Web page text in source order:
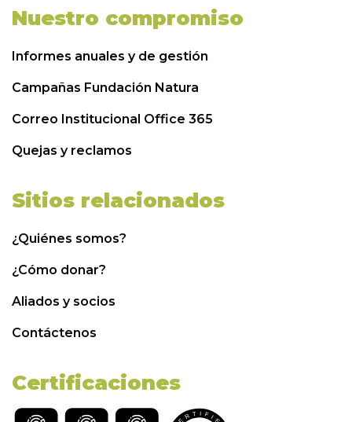
Nuestro compromiso
Informes anuales y de gestión
Campañas Fundación Natura
Correo Institucional Office 365
Quejas y reclamos
Sitios relacionados
¿Quiénes somos?
¿Cómo donar?
Aliados y socios
Contáctenos
Certificaciones